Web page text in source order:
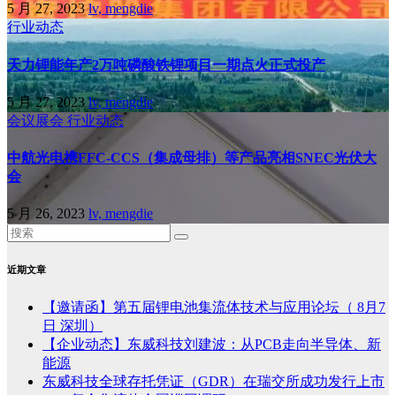
5 月 27, 2023lv, mengdie
行业动态
天力锂能年产2万吨磷酸铁锂项目一期点火正式投产
5 月 27, 2023lv, mengdie
会议展会 行业动态
中航光电携FFC-CCS（集成母排）等产品亮相SNEC光伏大
会
5 月 26, 2023 lv, mengdie
近期文章
【邀请函】第五届锂电池集流体技术与应用论坛（ 8月7
日 深圳）
【企业动态】东威科技刘建波：从PCB走向半导体、新
能源
东威科技全球存托凭证（GDR）在瑞交所成功发行上市